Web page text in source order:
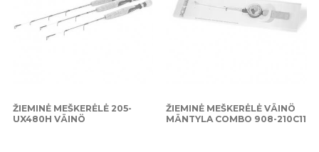
ŽIEMINĖ MEŠKERĖLĖ 205-
UX480H VÄINÖ
ŽIEMINĖ MEŠKERĖLĖ VÄINÖ
MÄNTYLA COMBO 908-210C11